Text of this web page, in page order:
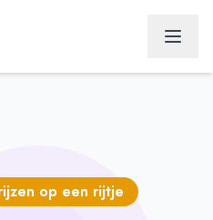
op een rijtje